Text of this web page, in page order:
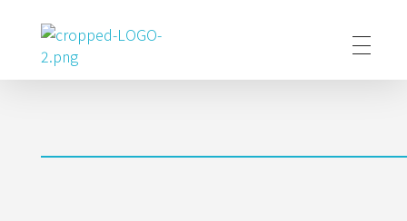
Poder Agropecuario